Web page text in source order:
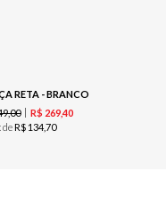
RETA - BRANCO
,00 R$ 26940
deR$ 13470